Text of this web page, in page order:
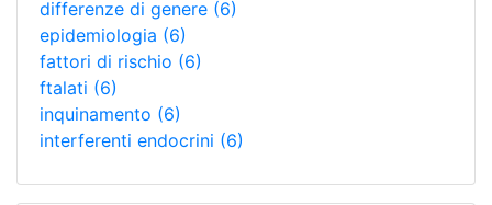
differenze di genere (6)
epidemiologia (6)
fattori di rischio (6)
ftalati (6)
inquinamento (6)
interferenti endocrini (6)